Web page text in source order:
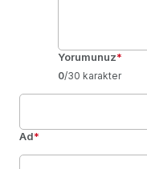
Yorumunuz*
0/30 karakter
Ad*